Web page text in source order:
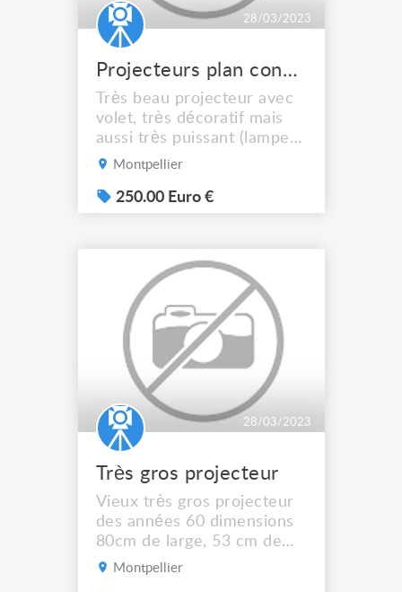
28/03/2023
Projecteurs plan convexe studio cinema
Très beau projecteur avec
volet, très décoratif mais
aussi très puissant (lampe
st250 HR lampe à
fly case de transport, peut
se poser à plat ou sur un
Montpellier
250.00 Euro €
28/03/2023
Très gros projecteur
Vieux très gros projecteur
des années 60 dimensions
80cm de large, 53 cm de
hauteur et de 36 cm de
Montpellier